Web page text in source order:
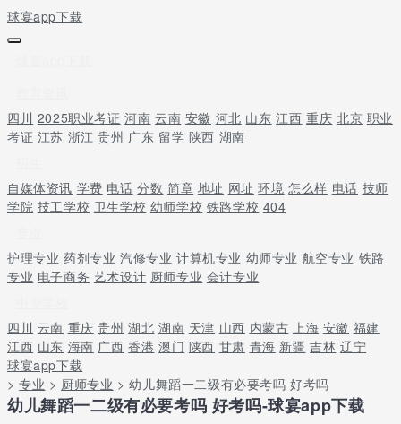
球宴app下载
四川 2025职业考证 河南 云南 安徽 河北 山东 江西 重庆 北京 职业
考证 江苏 浙江 贵州 广东 留学 陕西 湖南
自媒体资讯 学费 电话 分数 简章 地址 网址 环境 怎么样 电话 技师
学院 技工学校 卫生学校 幼师学校 铁路学校 404
护理专业 药剂专业 汽修专业 计算机专业 幼师专业 航空专业 铁路
专业 电子商务 艺术设计 厨师专业 会计专业
四川 云南 重庆 贵州 湖北 湖南 天津 山西 内蒙古 上海 安徽 福建
江西 山东 海南 广西 香港 澳门 陕西 甘肃 青海 新疆 吉林 辽宁
球宴app下载
>专业 > 厨师专业 > 幼儿舞蹈一二级有必要考吗 好考吗
幼儿舞蹈一二级有必要考吗 好考吗-球宴app下载